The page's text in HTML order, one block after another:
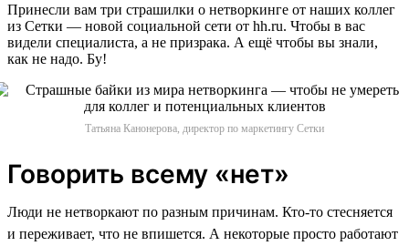
Принесли вам три страшилки о нетворкинге от наших коллег
из Сетки — новой социальной сети от hh.ru. Чтобы в вас
видели специалиста, а не призрака. А ещё чтобы вы знали,
как не надо. Бу!
Татьяна Канонерова, директор по маркетингу Сетки
Говорить всему «нет»
Люди не нетворкают по разным причинам. Кто-то стесняется
и переживает, что не впишется. А некоторые просто работают